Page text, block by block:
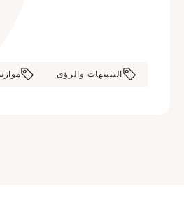
التنبيهات والرؤى